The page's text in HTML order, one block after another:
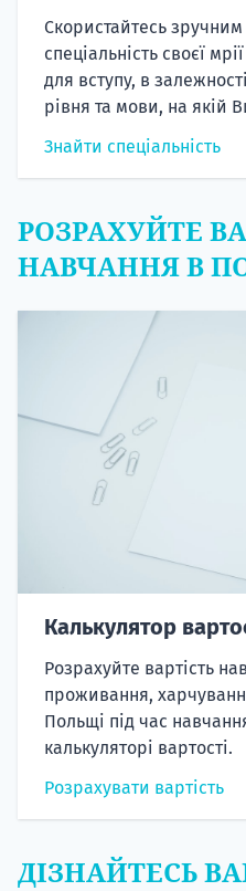
Скористайтесь
спеціальність своєї
для вступу, в
рівня та мови, на якій
Знайти спеціальність
РОЗРАХУЙТЕ
НАВЧАННЯ В
Калькулятор
Розрахуйте вартість
проживання,
Польщі під час
калькуляторі вартості.
Розрахувати вартість
ДІЗНАЙТЕСЬ